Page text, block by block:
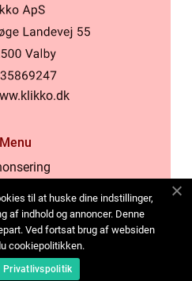
Menu
oss
til at huske dine indstillinger,
af indhold og annoncer. Denne
Ved fortsat brug af websiden
cookiepolitikken.
Privatlivspolitik